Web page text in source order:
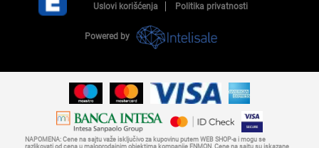
Uslovi korišćenja
Politika privatnosti
Powered by
NAPOMENA: Cene na sajtu važe isključivo za kupovinu putem WEB SHOP-a i mogu se
razlikovati od cena u maloprodajnim objektima kompanije ENMON. Cene na sajtu su iskazane